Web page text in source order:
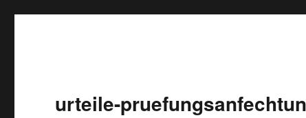
urteile-